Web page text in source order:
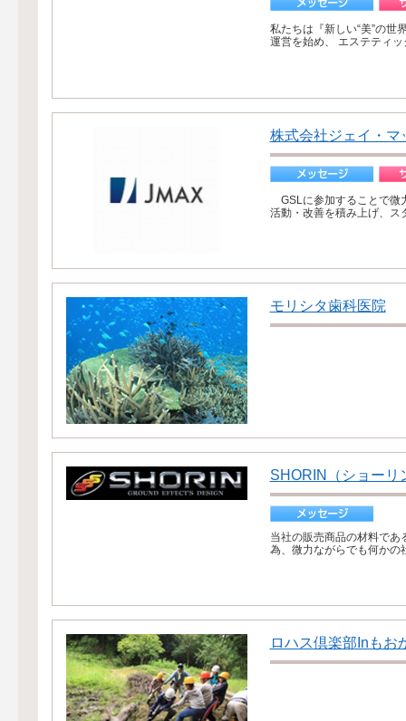
私たちは『新しい“美”の世
運営を始め、 エステティ
株式会社ジェイ・マ
GSLに参加することで微
活動・改善を積み上げ、ス
モリシタ歯科医院
SHORIN（ショーリ
当社の販売商品の材料で
為、微力ながらでも何かの
ロハス倶楽部Inもお